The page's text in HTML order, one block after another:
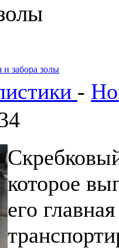
и забора золы
-
которое
его